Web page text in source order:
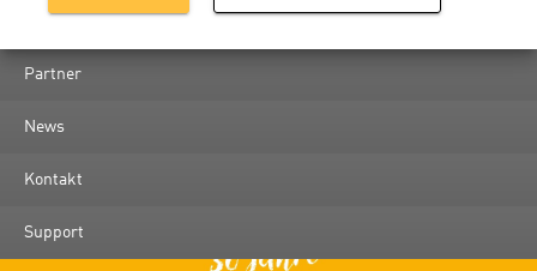
Partner
News
Kontakt
Support